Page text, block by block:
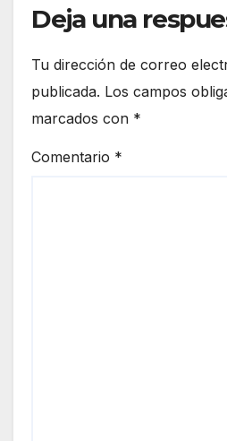
Deja una
Tu dirección de correo
publicada. Los campos
marcados con *
Comentario *